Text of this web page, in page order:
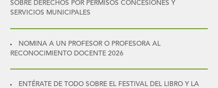
SOBRE DERECHOS POR PERMISOS CONCESIONES Y
SERVICIOS MUNICIPALES
NOMINA A UN PROFESOR O PROFESORA AL
RECONOCIMIENTO DOCENTE 2026
ENTÉRATE DE TODO SOBRE EL FESTIVAL DEL LIBRO Y LA